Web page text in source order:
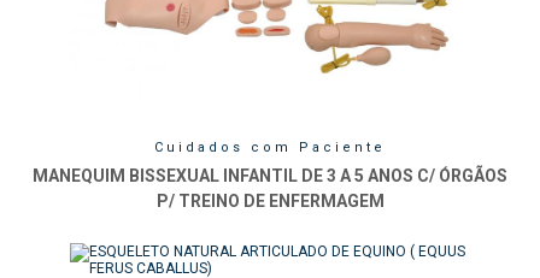
Cuidados com Paciente
MANEQUIM BISSEXUAL INFANTIL DE 3 A 5 ANOS C/ ÓRGÃOS
P/ TREINO DE ENFERMAGEM